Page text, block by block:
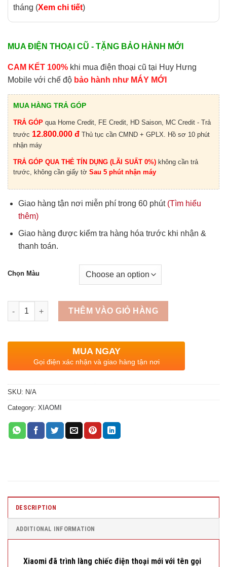
tháng (Xem chi tiết)
MUA ĐIỆN THOẠI CŨ - TẶNG BẢO HÀNH MỚI
CAM KẾT 100% khi mua điện thoại cũ tại Huy Hưng
Mobile với chế độ bảo hành như MÁY MỚI
MUA HÀNG TRẢ GÓP
TRẢ GÓP qua Home Credit, FE Credit, HD Saison, MC Credit - Trả
trước 12.800.000 đ Thủ tục cần CMND + GPLX. Hồ sơ 10 phút
nhận máy
TRẢ GÓP QUA THẺ TÍN DỤNG (LÃI SUẤT 0%) không cần trả
trước, không cần giấy tờ Sau 5 phút nhận máy
Giao hàng tận nơi miễn phí trong 60 phút (Tìm hiểu
thêm)
Giao hàng được kiểm tra hàng hóa trước khi nhận &
thanh toán.
Chọn Màu
Quantity
THÊM VÀO GIỎ HÀNG
MUA NGAY
Gọi điện xác nhận và giao hàng tận nơi
SKU: N/A
Category: XIAOMI
DESCRIPTION
ADDITIONAL INFORMATION
Xiaomi đã trình làng chiếc điện thoại mới với tên gọi